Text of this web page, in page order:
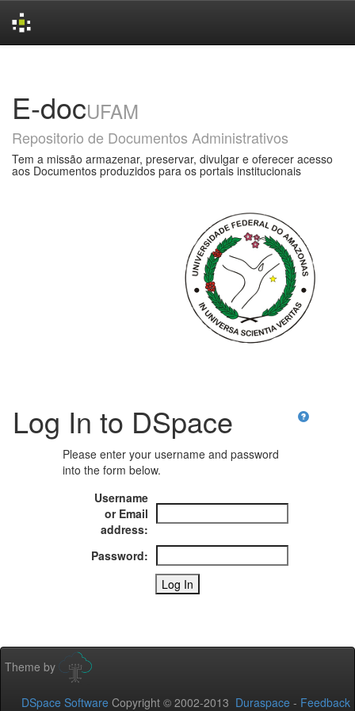
E-docUFAM
Repositorio de Documentos Administrativos
Tem a missão armazenar, preservar, divulgar e oferecer acesso
aos Documentos produzidos para os portais institucionais
Log In to DSpace
Please enter your username and password
into the form below.
Username
or Email
address:
Password:
Theme by
DSpace Software Copyright © 2002-2013 Duraspace - Feedback